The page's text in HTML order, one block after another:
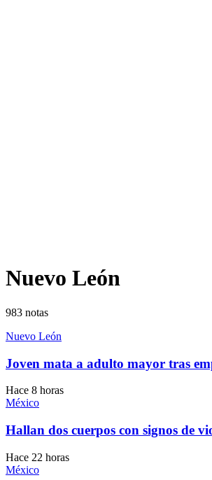
Nuevo León
983 notas
Nuevo León
Joven mata a adulto mayor tras
Hace 8 horas
México
Hallan dos cuerpos con signos de
Hace 22 horas
México